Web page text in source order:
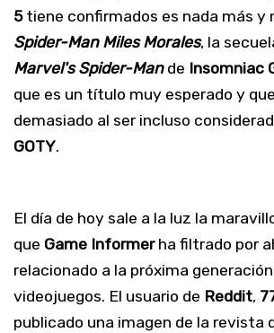
5tiene confirmados es nada más y
Spider-Man Miles Morales, la
Marvel'sSpider-Mande Insomniac
que es un título muy esperado y
demasiado al ser incluso
GOTY.
El día de hoy sale a la luz la
que Game Informerha filtrado por
relacionado a la próxima
videojuegos. El usuario de Reddit,
publicado una imagen de la revista